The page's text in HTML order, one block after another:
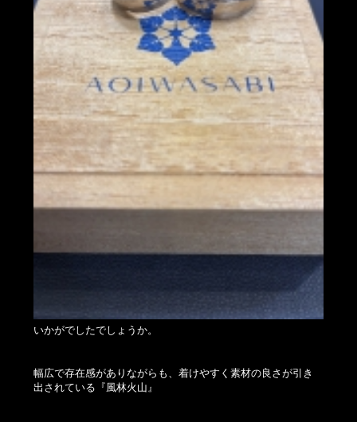
いかがでしたでしょうか。
幅広で存在感がありながらも、着けやすく素材の良さが引き
出されている『風林火山』